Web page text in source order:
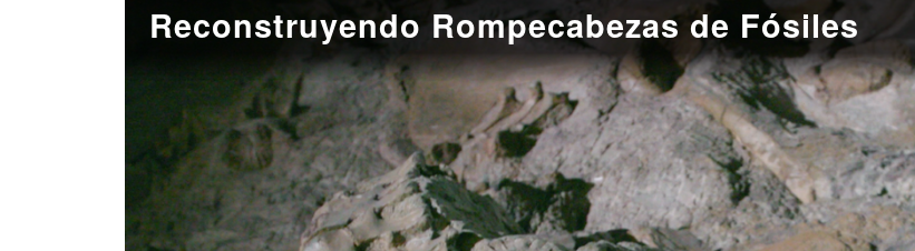
Reconstruyendo Rompecabezas de Fósiles